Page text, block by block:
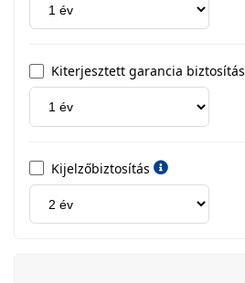
Kiterjesztett garancia biztosítás
Kijelzőbiztosítás